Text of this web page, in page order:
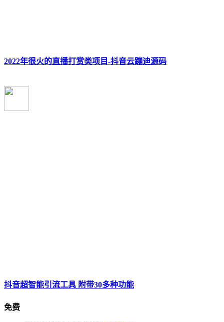
2022年很火的直播打赏类项目-抖音云蹦迪源码
抖音超智能引流工具 附带30多种功能
免费